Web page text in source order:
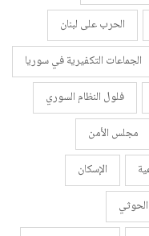
الحرب على لبنان
الجماعات التكفيرية في سوريا
فلول النظام السوري
مجلس الأمن
الإسكان